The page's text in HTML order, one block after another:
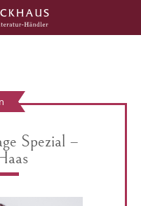
Spezial –